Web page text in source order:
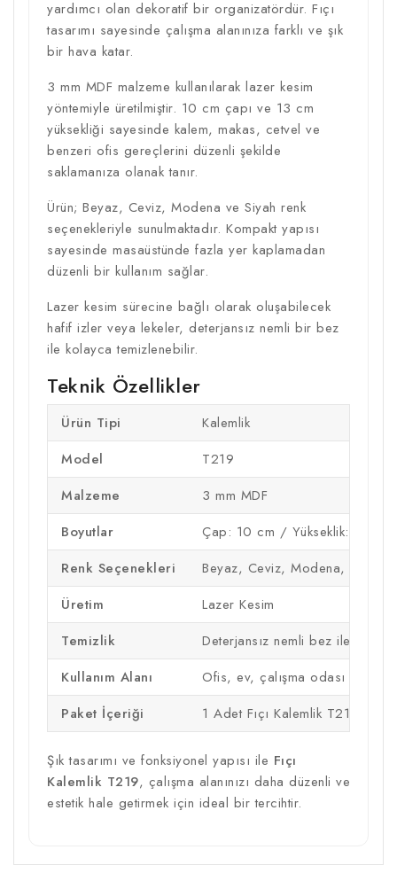
yardımcı olan dekoratif bir organizatördür. Fıçı
tasarımı sayesinde çalışma alanınıza farklı ve şık
bir hava katar.
3 mm MDF malzeme kullanılarak lazer kesim
yöntemiyle üretilmiştir. 10 cm çapı ve 13 cm
yüksekliği sayesinde kalem, makas, cetvel ve
benzeri ofis gereçlerini düzenli şekilde
saklamanıza olanak tanır.
Ürün; Beyaz, Ceviz, Modena ve Siyah renk
seçenekleriyle sunulmaktadır. Kompakt yapısı
sayesinde masaüstünde fazla yer kaplamadan
düzenli bir kullanım sağlar.
Lazer kesim sürecine bağlı olarak oluşabilecek
hafif izler veya lekeler, deterjansız nemli bir bez
ile kolayca temizlenebilir.
Teknik Özellikler
Ürün Tipi
Kalemlik
Model
T219
Malzeme
3 mm MDF
Boyutlar
Çap: 10 cm / Yükseklik: 13 cm
Renk Seçenekleri
Beyaz, Ceviz, Modena, Siyah
Üretim
Lazer Kesim
Temizlik
Deterjansız nemli bez ile
Kullanım Alanı
Ofis, ev, çalışma odası
Paket İçeriği
1 Adet Fıçı Kalemlik T219
Şık tasarımı ve fonksiyonel yapısı ile Fıçı
Kalemlik T219, çalışma alanınızı daha düzenli ve
estetik hale getirmek için ideal bir tercihtir.